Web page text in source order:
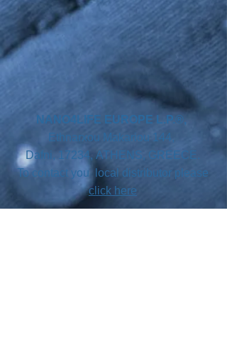
NANO4LIFE EUROPE L.P.®,
Ethnarxou Makariou 144,
Dafni, 17234, ATHENS, GREECE.
To contact you local distributor please
click here